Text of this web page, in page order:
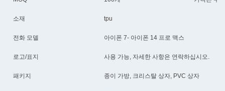
소재 tpu
전화 모델 아이폰 7- 아이폰 14 프로 맥스
로고/표지 사용 가능, 자세한 사항은 연락하십시오.
패키지 종이 가방, 크리스탈 상자, PVC 상자